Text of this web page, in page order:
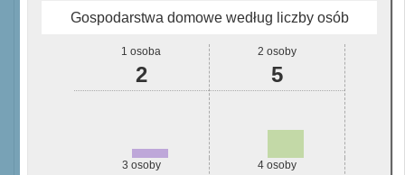
Gospodarstwa domowe według liczby osób
1 osoba
2
2 osoby
5
3 osoby 4 osoby